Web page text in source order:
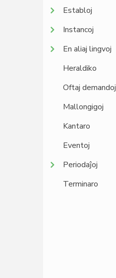
Establoj
Instancoj
En aliaj lingvoj
Heraldiko
Oftaj demandoj
Mallongigoj
Kantaro
Eventoj
Periodaĵoj
Terminaro